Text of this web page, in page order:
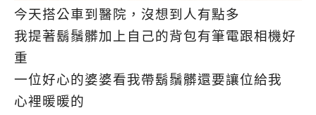
今天搭公車到醫院，沒想到人有點多
我提著鬍鬚髒加上自己的背包有筆電跟相機好
重
一位好心的婆婆看我帶鬍鬚髒還要讓位給我
心裡暖暖的